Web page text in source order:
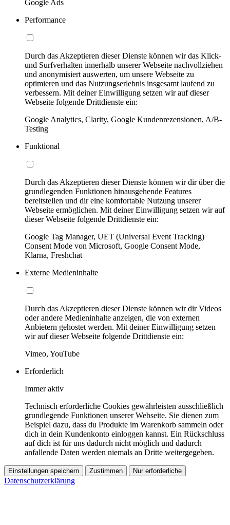
Google Ads
Performance
Durch das Akzeptieren dieser Dienste können wir das Klick-
und Surfverhalten innerhalb unserer Webseite nachvollziehen
und anonymisiert auswerten, um unsere Webseite zu
optimieren und das Nutzungserlebnis insgesamt laufend zu
verbessern. Mit deiner Einwilligung setzen wir auf dieser
Webseite folgende Drittdienste ein:
Google Analytics, Clarity, Google Kundenrezensionen, A/B-
Testing
Funktional
Durch das Akzeptieren dieser Dienste können wir dir über die
grundlegenden Funktionen hinausgehende Features
bereitstellen und dir eine komfortable Nutzung unserer
Webseite ermöglichen. Mit deiner Einwilligung setzen wir auf
dieser Webseite folgende Drittdienste ein:
Google Tag Manager, UET (Universal Event Tracking)
Consent Mode von Microsoft, Google Consent Mode,
Klarna, Freshchat
Externe Medieninhalte
Durch das Akzeptieren dieser Dienste können wir dir Videos
oder andere Medieninhalte anzeigen, die von externen
Anbietern gehostet werden. Mit deiner Einwilligung setzen
wir auf dieser Webseite folgende Drittdienste ein:
Vimeo, YouTube
Erforderlich
Immer aktiv
Technisch erforderliche Cookies gewährleisten ausschließlich
grundlegende Funktionen unserer Webseite. Sie dienen zum
Beispiel dazu, dass du Produkte im Warenkorb sammeln oder
dich in dein Kundenkonto einloggen kannst. Ein Rückschluss
auf dich ist für uns dadurch nicht möglich und dadurch
anfallende Daten werden niemals an Dritte weitergegeben.
Einstellungen speichern Zustimmen Nur erforderliche
Datenschutzerklärung